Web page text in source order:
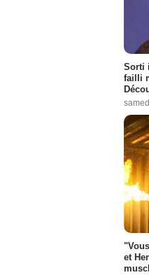
Sorti
failli
et